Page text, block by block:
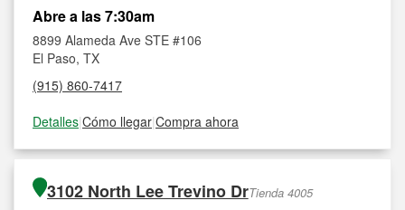
Abre a las 7:30am
8899 Alameda Ave STE #106
El Paso, TX
(915) 860-7417
Detalles|Cómo llegar|Compra ahora
3102 North Lee Trevino DrTienda 4005